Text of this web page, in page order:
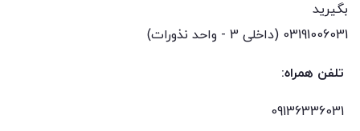
بگیرید
03191006031 (داخلی 3 - واحد نذورات)
تلفن همراه: